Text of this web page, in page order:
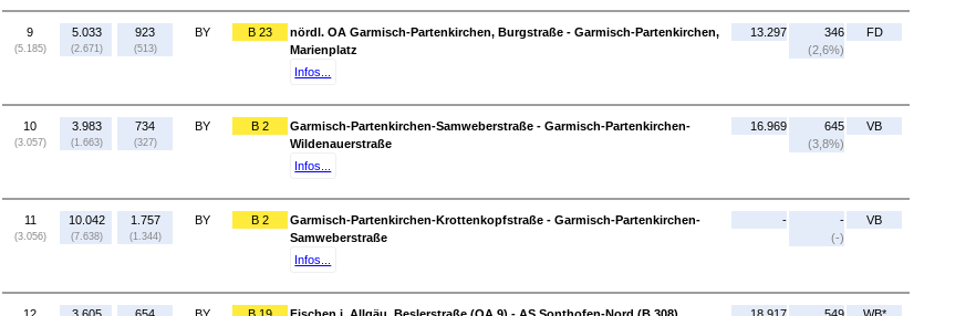
9
(5.185)
5.033
(2.671)
923
(513)
BY B 23
nördl. OA Garmisch-Partenkirchen, Burgstraße - Garmisch-Partenkirchen,
Marienplatz
Infos...
13.297
346
(2,6%)
FD
10
(3.057)
3.983
(1.663)
734
(327)
BY B 2
Garmisch-Partenkirchen-Samweberstraße - Garmisch-Partenkirchen-
Wildenauerstraße
Infos...
16.969
645
(3,8%)
VB
11
(3.056)
10.042
(7.638)
1.757
(1.344)
BY B 2
Garmisch-Partenkirchen-Krottenkopfstraße - Garmisch-Partenkirchen-
Samweberstraße
Infos...
-
-
(-)
VB